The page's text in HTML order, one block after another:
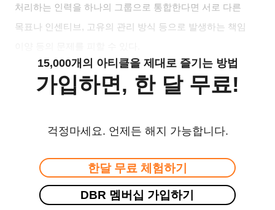
처리하는 인력을 하나의 그룹으로 통합한다면 서로 다른
목표나 인센티브, 고유의 관리 방식 등으로 발생하는 책임
15,000개의 아티클을 제대로 즐기는 방법
가입하면, 한 달 무료!
걱정마세요. 언제든 해지 가능합니다.
한달 무료 체험하기
DBR 멤버십 가입하기